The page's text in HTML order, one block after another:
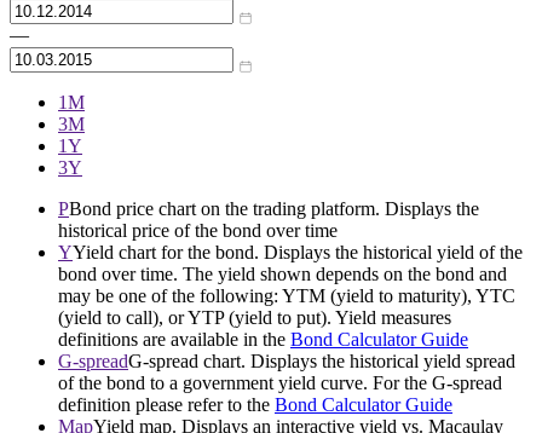
—
1М
3М
1Y
3Y
PBond price chart on the trading platform. Displays the
historical price of the bond over time
YYield chart for the bond. Displays the historical yield of the
bond over time. The yield shown depends on the bond and
may be one of the following: YTM (yield to maturity), YTC
(yield to call), or YTP (yield to put). Yield measures
definitions are available in the Bond Calculator Guide
G-spreadG-spread chart. Displays the historical yield spread
of the bond to a government yield curve. For the G-spread
definition please refer to the Bond Calculator Guide
MapYield map. Displays an interactive yield vs. Macaulay